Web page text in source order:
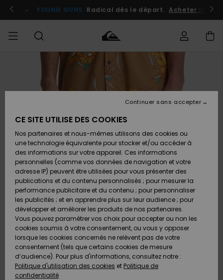
l'information
le
Se connecter / s'inscrire
YOUNG GUNS Radical dès le départ. Acheter
Vêtements
Chaussures
& Tongs
Surf
Snow
Nouveautés
Vêtements
Chaussures
& Tongs
Surf
Snow
Nouveautés
FEMME
Shop
A
Découvrir
Snow
SURF
Surf
Homme
Surf
Shop
Enfant
Highlights
Communauté
SNOW
Snow
Homme
Snow
Shop
Enfant
Snow
Shop
Femme
A
Découvrir
Communauté
OUTLET
Outlet
Homme
Enfant
Outlet
Femme
AIDE &
CONTACT
Accéder à
commande
Retours
Paiement
Carte
Cadeau
Quiksilver
Freedom
Protection
des
MAGASINS
CE SITE UTILISE DES COOKIES
Nos partenaires et nous-mêmes utilisons des cookies ou
une technologie équivalente pour stocker et/ou accéder à
des informations sur votre appareil. Ces informations
personnelles (comme vos données de navigation et votre
adresse IP) peuvent être utilisées pour vous présenter des
publications et du contenu personnalisés ; pour mesurer la
performance publicitaire et du contenu ; pour personnaliser
les publicités ; et en apprendre plus sur leur audience ; pour
développer et améliorer les produits de nos partenaires.
Vous pouvez paramétrer vos choix pour accepter ou non les
cookies soumis à votre consentement, ou vous y opposer
lorsque les cookies concernés ne relèvent pas de votre
consentement (tels que certains cookies de mesure
d’audience). Pour plus d'informations, consultez notre :
Politique d'utilisation des cookies et Politique de
confidentialité
Continuer sans accepter